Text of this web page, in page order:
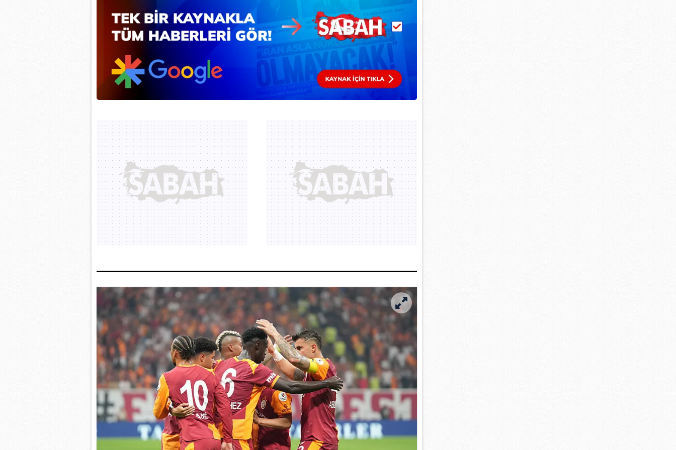
mevzuata uygun olarak kullanılan çerezlerle ilgili bilgi almak için lütfen
tıklayınız.